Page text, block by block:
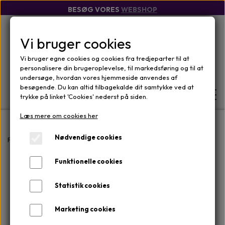
BESØG VORES WEBSHOP
FORSIDE
WEBSHOP
MÆRKER
ANSIGTSPLEJE
OM
OM KLINIKKEN
KONTAKT
Forside Mærker iS CLINICAL Cream Cleanser 120 ml
Vi bruger cookies
Vi bruger egne cookies og cookies fra tredjeparter til at
personalisere din brugeroplevelse, til markedsføring og til at
undersøge, hvordan vores hjemmeside anvendes af
besøgende. Du kan altid tilbagekalde dit samtykke ved at
trykke på linket 'Cookies' nederst på siden.
Læs mere om cookies her
Nødvendige cookies
Funktionelle cookies
Statistik cookies
Marketing cookies